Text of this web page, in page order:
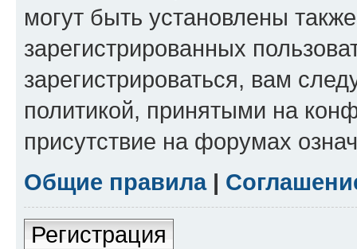
могут быть установлены
зарегистрированных
зарегистрироваться, вам
политикой, принятыми на
присутствие на форумах
Общие правила|
Регистрация